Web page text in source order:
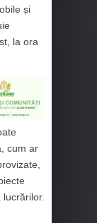
și
la ora
cum ar